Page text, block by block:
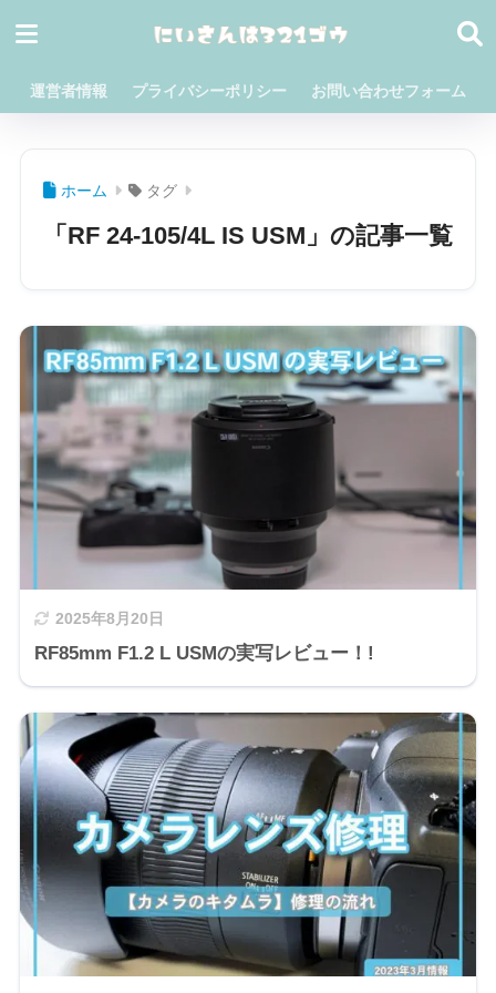
運営者情報 プライバシーポリシー お問い合わせフォーム
ホーム タグ
「RF 24-105/4L IS USM」の記事一覧
2025年8月20日
RF85mm F1.2 L USMの実写レビュー！!